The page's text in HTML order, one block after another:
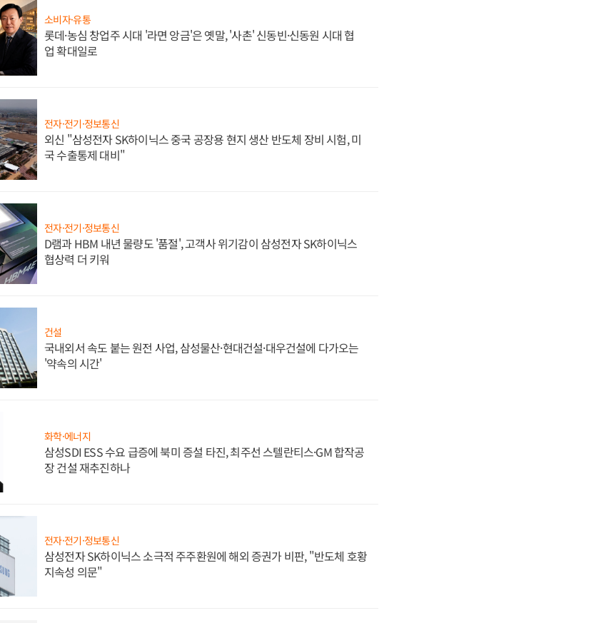
소비자·유통
롯데·농심 창업주 시대 '라면 앙금'은 옛말, '사촌' 신동빈·신동원 시대 협
업 확대일로
전자·전기·정보통신
외신 "삼성전자 SK하이닉스 중국 공장용 현지 생산 반도체 장비 시험, 미
국 수출통제 대비"
전자·전기·정보통신
D램과 HBM 내년 물량도 '품절', 고객사 위기감이 삼성전자 SK하이닉스
협상력 더 키워
건설
국내외서 속도 붙는 원전 사업, 삼성물산·현대건설·대우건설에 다가오는
'약속의 시간'
화학·에너지
삼성SDI ESS 수요 급증에 북미 증설 타진, 최주선 스텔란티스·GM 합작공
장 건설 재추진하나
전자·전기·정보통신
삼성전자 SK하이닉스 소극적 주주환원에 해외 증권가 비판, "반도체 호황
지속성 의문"